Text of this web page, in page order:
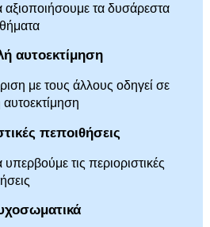
τα δυσάρεστα
αυτοεκτίμηση
με τους άλλους οδηγεί σε
πεποιθήσεις
τις περιοριστικές